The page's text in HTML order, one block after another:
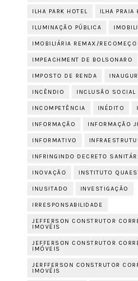
ILHA PARK HOTEL ILHA PRAIA
ILUMINAÇÃO PÚBLICA
IMOBILIÁRIA REMAX/RECOMEÇO
IMPEACHMENT DE BOLSONARO
IMPOSTO DE RENDA
INCÊNDIO INCLUSÃO SOCIAL
INCOMPETÊNCIA INÉDITO
INFORMAÇÃO INFORMAÇÃO
INFORMATIVO
INFRINGINDO DECRETO
INOVAÇÃO INSTITUTO
INUSITADO INVESTIGAÇÃO
IRRESPONSABILIDADE
JEFFERSON CONSTRUTOR
IMOVÉIS
JEFFERSON CONSTRUTOR
IMÓVEIS
JERFFERSON CONSTRUTOR
IMOVÉIS